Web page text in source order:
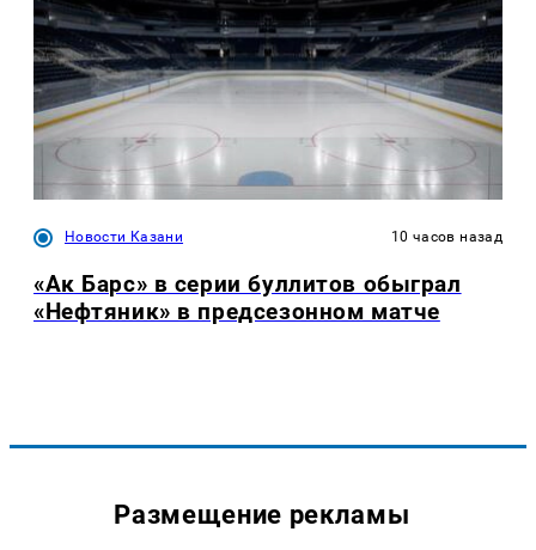
Новости Казани 10 часов назад
«Ак Барс» в серии буллитов обыграл
«Нефтяник» в предсезонном матче
Размещение рекламы